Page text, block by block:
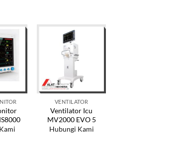
VENTILATOR
Ventilator Icu
MV2000 EVO 5
Hubungi Kami